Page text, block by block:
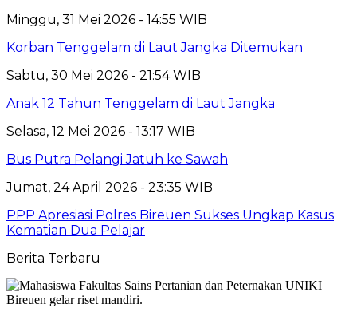
Minggu, 31 Mei 2026 - 14:55 WIB
Korban Tenggelam di Laut Jangka Ditemukan
Sabtu, 30 Mei 2026 - 21:54 WIB
Anak 12 Tahun Tenggelam di Laut Jangka
Selasa, 12 Mei 2026 - 13:17 WIB
Bus Putra Pelangi Jatuh ke Sawah
Jumat, 24 April 2026 - 23:35 WIB
PPP Apresiasi Polres Bireuen Sukses Ungkap Kasus
Kematian Dua Pelajar
Berita Terbaru